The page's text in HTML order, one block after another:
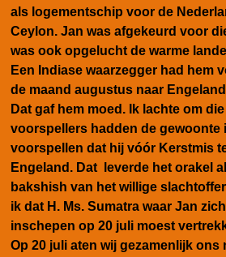
als logementschip voor de
Ceylon. Jan was afgekeurd voor
was ook opgelucht de warme
Een Indiase waarzegger had hem
de maand augustus naar
Dat gaf hem moed. Ik lachte om
voorspellers hadden de gewoonte
voorspellen dat hij vóór Kerstmis
Engeland. Dat leverde het orakel
bakshish van het willige
ik dat H. Ms. Sumatra waar Jan
inschepen op 20 juli moest
Op 20 juli aten wij gezamenlijk ons